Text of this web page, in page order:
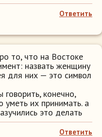
Ответить
то, что на Востоке
назвать женщину
для них — это символ
конечно,
уметь их принимать. а
это делать
Ответить